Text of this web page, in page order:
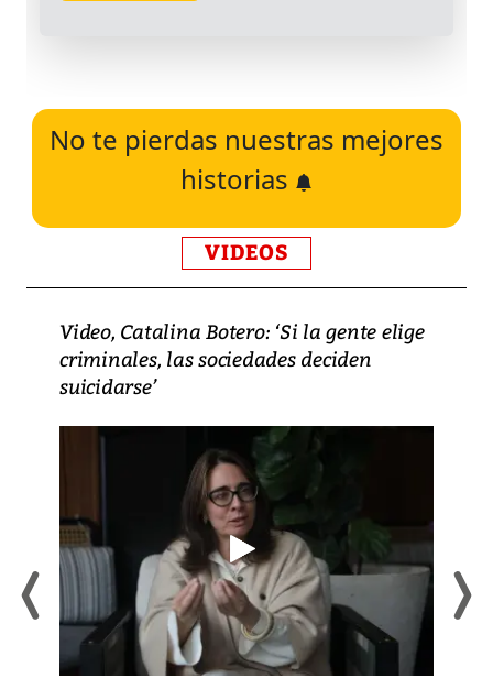
No te pierdas nuestras mejores
historias
VIDEOS
Video, Catalina Botero: ‘Si la gente elige
criminales, las sociedades deciden
suicidarse’